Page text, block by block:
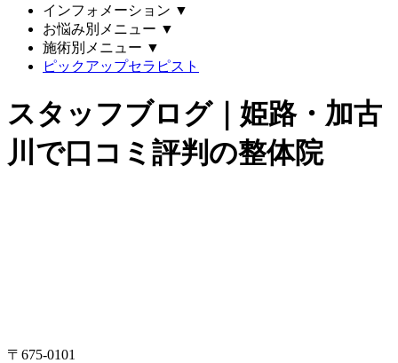
インフォメーション ▼
お悩み別メニュー ▼
施術別メニュー ▼
ピックアップセラピスト
スタッフブログ｜姫路・加古
川で口コミ評判の整体院
〒675-0101